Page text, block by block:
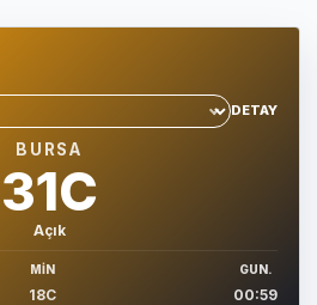
DETAY
BURSA
31C
Açık
MIN
18C
GUN.
00:59